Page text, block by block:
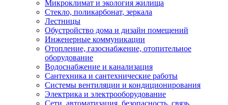
Микроклимат и экология жилища
Стекло, поликарбонат, зеркала
Лестницы
Обустройство дома и дизайн помещений
Инженерные коммуникации
Отопление, газоснабжение, отопительное
оборудование
Водоснабжение и канализация
Сантехника и сантехнические работы
Системы вентиляции и кондиционирования
Электрика и электрооборудование